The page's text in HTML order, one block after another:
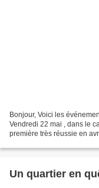
Bonjour, Voici les
Vendredi 22 mai , dans le
première très réussie en
Un quartier en